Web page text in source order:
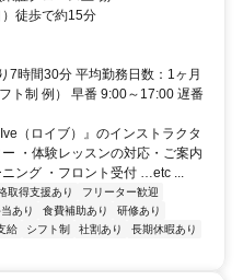
徒歩で約15分
7時間30分 平均勤務日数：1ヶ月
ト制 例） 早番 9:00～17:00 遅番
（ロイブ）』のインストラクタ
・体験レッスンの対応・ご案内
ニング ・フロント受付 …etc ...
取得支援あり
フリーター歓迎
あり 食費補助あり
研修あり
給 シフト制 社割あり
長期休暇あり